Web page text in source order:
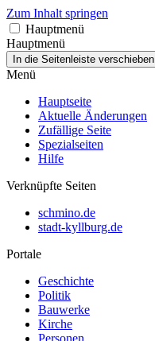
Zum Inhalt springen
Hauptmenü
Hauptmenü
In die Seitenleiste verschieben
Menü
Hauptseite
Aktuelle Änderungen
Zufällige Seite
Spezialseiten
Hilfe
Verknüpfte Seiten
schmino.de
stadt-kyllburg.de
Portale
Geschichte
Politik
Bauwerke
Kirche
Personen